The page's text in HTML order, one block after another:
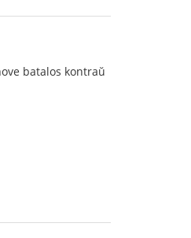
batalos kontraŭ